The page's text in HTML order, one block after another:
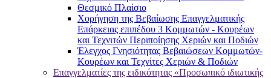
Θεσμικό Πλαίσιο
Χορήγηση της Βεβαίωσης Επαγγελματικής
Επάρκειας επιπέδου 3 Κομμωτών - Κουρέων
και Τεχνιτών Περιποίησης Χεριών και Ποδιών
Έλεγχος Γνησιότητας Βεβαιώσεων Κομμωτών-
Κουρέων και Τεχνίτες Χεριών & Ποδιών
Επαγγελματίες της ειδικότητας «Προσωπικό ιδιωτικής